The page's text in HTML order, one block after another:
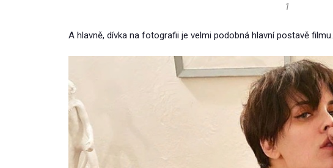
1
A hlavně, dívka na fotografii je velmi podobná hlavní postavě filmu.